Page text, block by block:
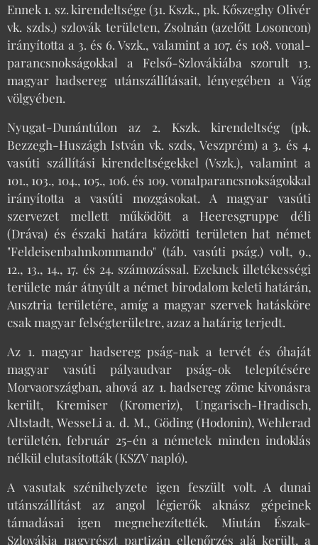
Ennek 1. sz. kirendeltsége (31. Kszk., pk. Kőszeghy Olivér
vk. szds.) szlovák területen, Zsolnán (azelőtt Losoncon)
irányította a 3. és 6. Vszk., valamint a 107. és 108. vonal-
parancsnokságokkal a Felső-Szlovákiába szorult 13.
magyar hadsereg utánszállításait, lényegében a Vág
völgyében.
Nyugat-Dunántúlon az 2. Kszk. kirendeltség (pk.
Bezzegh-Huszágh István vk. szds, Veszprém) a 3. és 4.
vasúti szállítási kirendeltségekkel (Vszk.), valamint a
101., 103., 104., 105., 106. és 109. vonalparancsnokságokkal
irányította a vasúti mozgásokat. A magyar vasúti
szervezet mellett működött a Heeresgruppe déli
(Dráva) és északi határa közötti területen hat német
"Feldeisenbahnkommando" (táb. vasúti pság.) volt, 9.,
12., 13., 14., 17. és 24. számozással. Ezeknek illetékességi
területe már átnyúlt a német birodalom keleti határán,
Ausztria területére, amíg a magyar szervek hatásköre
csak magyar felségterületre, azaz a határig terjedt.
Az 1. magyar hadsereg pság-nak a tervét és óhaját
magyar vasúti pályaudvar pság-ok telepítésére
Morvaországban, ahová az 1. hadsereg zöme kivonásra
került, Kremiser (Kromeriz), Ungarisch-Hradisch,
Altstadt, WesseLi a. d. M., Göding (Hodonin), Wehlerad
területén, február 25-én a németek minden indoklás
nélkül elutasították (KSZV napló).
A vasutak szénihelyzete igen feszült volt. A dunai
utánszállítást az angol légierők aknász gépeinek
támadásai igen megnehezítették. Miután Észak-
Szlovákia nagyrészt partizán ellenőrzés alá került, a